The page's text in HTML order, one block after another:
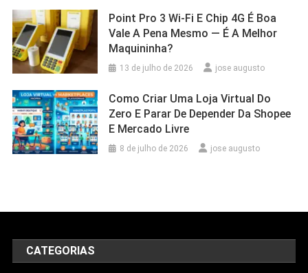
Point Pro 3 Wi‑Fi E Chip 4G É Boa
Vale A Pena Mesmo — É A Melhor
Maquininha?
13 de julho de 2026 jose augusto
Como Criar Uma Loja Virtual Do
Zero E Parar De Depender Da Shopee
E Mercado Livre
8 de julho de 2026 jose augusto
CATEGORIAS